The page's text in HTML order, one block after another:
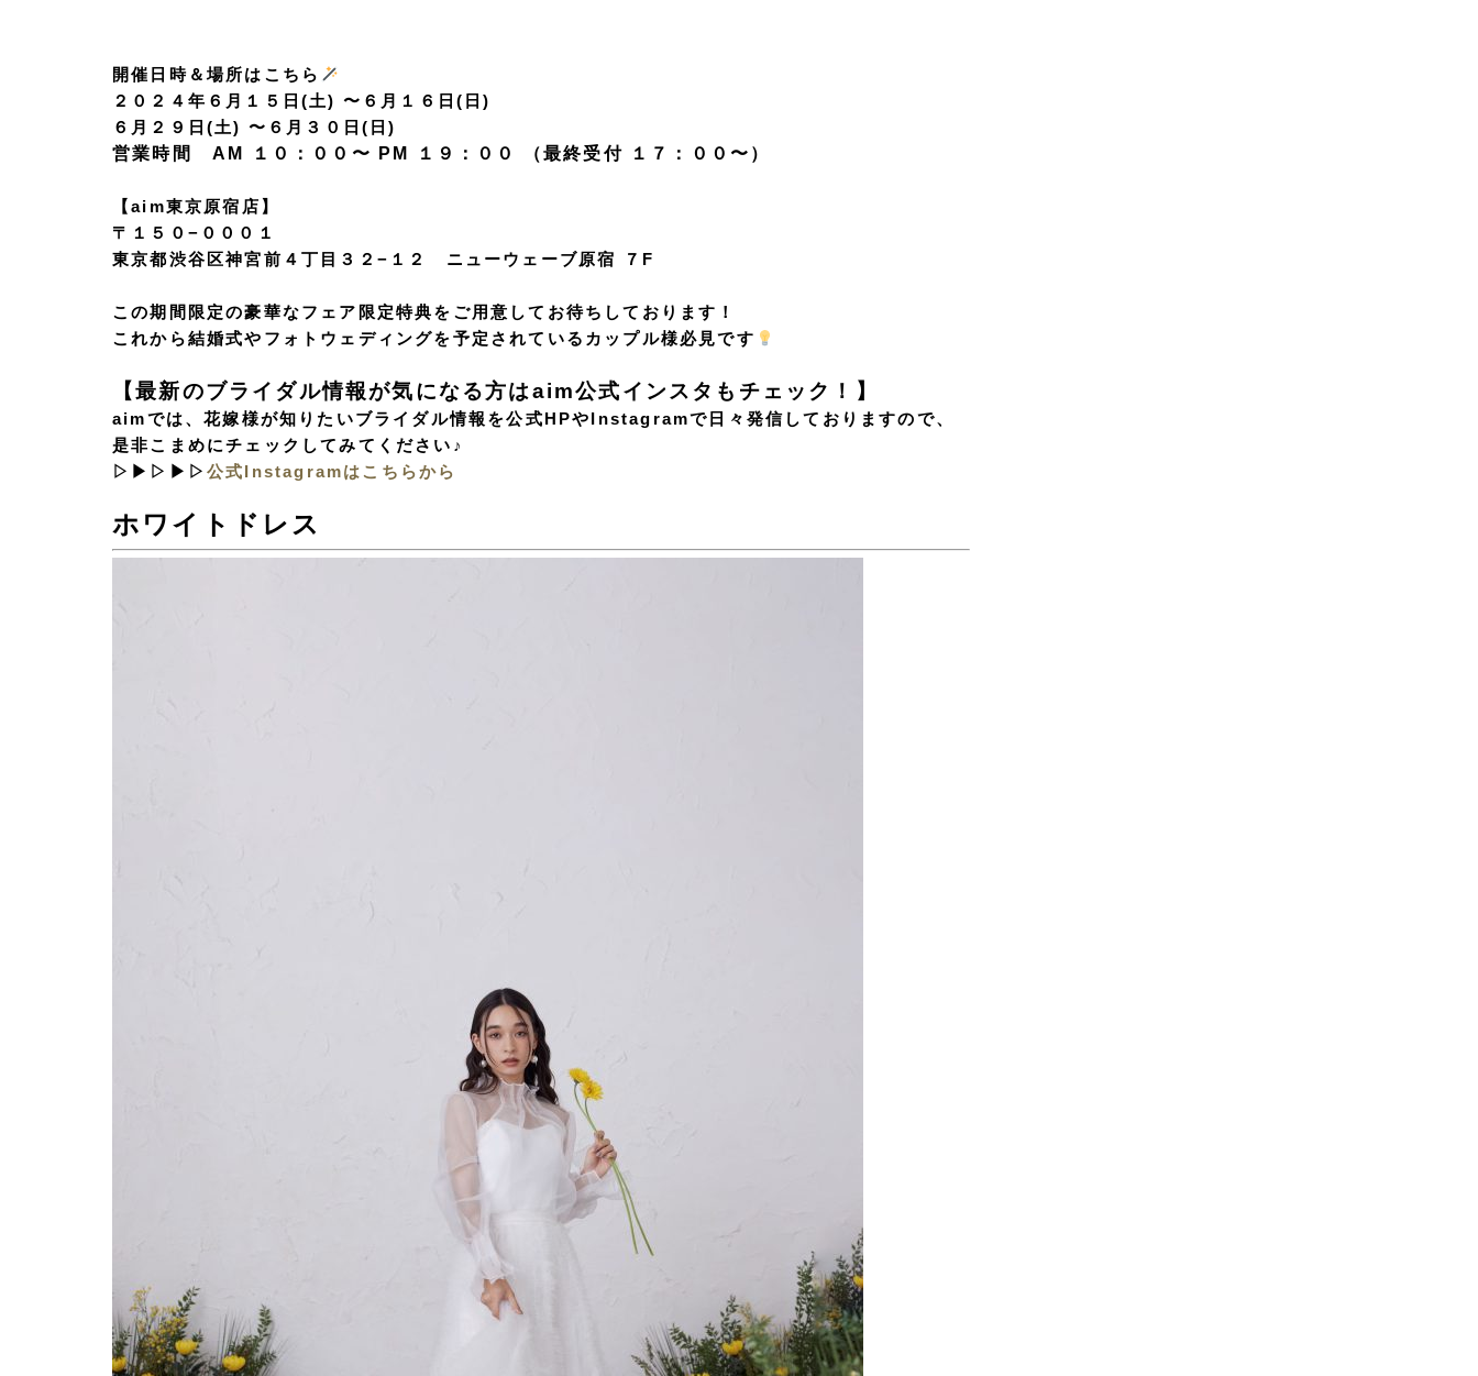
開催日時＆場所はこちら
２０２４年６月１５日(土) 〜６月１６日(日)
６月２９日(土) 〜６月３０日(日)
営業時間 AM １０：００〜 PM １９：００ （最終受付 １７：００〜）
【aim東京原宿店】
〒１５０−０００１
東京都渋谷区神宮前４丁目３２−１２ ニューウェーブ原宿 ７F
この期間限定の豪華なフェア限定特典をご用意してお待ちしております！
これから結婚式やフォトウェディングを予定されているカップル様必見です
【最新のブライダル情報が気になる方はaim公式インスタもチェック！】
aimでは、花嫁様が知りたいブライダル情報を公式HPやInstagramで日々発信しておりますので、
是非こまめにチェックしてみてください♪
▷▶▷▶▷ 公式Instagramはこちらから
ホワイトドレス